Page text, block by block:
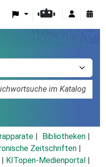
Bibliotheken
Zeitschriften
KITopen-Medienportal